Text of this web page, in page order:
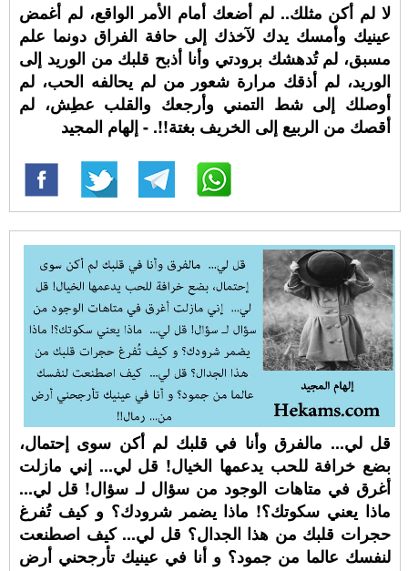
لا لم أكن مثلك.. لم أضعك أمام الأمر الواقع، لم أغمض
عينيك وأمسك يدك لآخذك إلى حافة الفراق دونما علم
مسبق، لم تُدهشك برودتي وأنا أذبح قلبك من الوريد إلى
الوريد، لم أذقك مرارة شعور من لم يحالفه الحب، لم
أوصلك إلى شط التمني وأرجعك والقلب عطِش، لم
أقصك من الربيع إلى الخريف بغتة!!. - إلهام المجيد
قل لي... مالفرق وأنا في قلبك لم أكن سوى إحتمال،
بضع خرافة للحب يدعمها الخيال! قل لي... إني مازلت
أغرق في متاهات الوجود من سؤال لـ سؤال! قل لي...
ماذا يعني سكوتك؟! ماذا يضمر شرودك؟ و كيف تُفرغ
حجرات قلبك من هذا الجدال؟ قل لي... كيف اصطنعت
لنفسك عالما من جمود؟ و أنا في عينيك تأرجحني أرض